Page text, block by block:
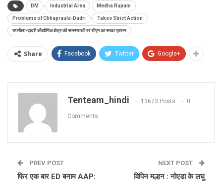
DM Industrial Area Medha Rupam
Problems of Chhapraula-Dadri Takes Strict Action
छपरौला-दादरी औद्योगिक क्षेत्र की समस्याओं पर डीएम का सख्त एक्शन
Share Facebook Twitter Google+
Tenteam_hindi 13673 Posts 0
Comments
PREV POST
फिर एक बार ED बनाम AAP:
NEXT POST
विपिन मल्हन : नोएडा के लघु